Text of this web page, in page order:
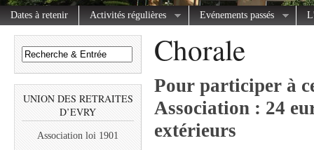
Dates à retenir Activités régulières Evénements passés
UNION DES RETRAITES
D’EVRY
Association loi 1901
Chorale
Pour participer à
Association : 24
extérieurs